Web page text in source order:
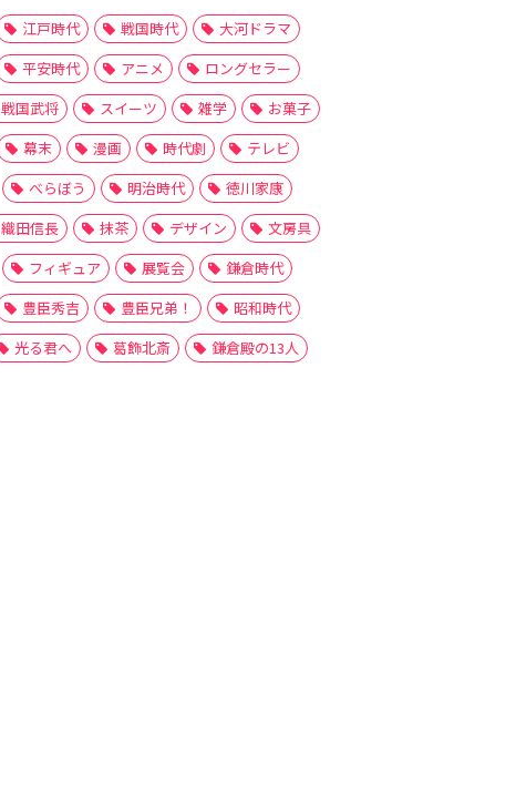
江戸時代 戦国時代
大河ドラマ
平安時代
アニメ
ロングセラー
戦国武将
スイーツ 雑学
お菓子
幕末
漫画 時代劇
テレビ
べらぼう
明治時代
徳川家康
織田信長
抹茶 デザイン
文房具
フィギュア
展覧会
鎌倉時代
豊臣秀吉
豊臣兄弟！
昭和時代
光る君へ
葛飾北斎 鎌倉殿の13人